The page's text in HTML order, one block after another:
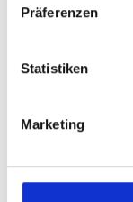
Präferenzen
Statistiken
Marketing
ELTC-10